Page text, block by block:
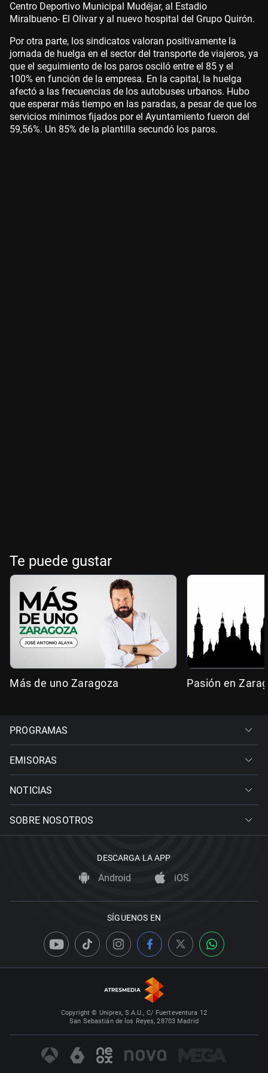
Centro Deportivo Municipal Mudéjar, al Estadio
Miralbueno- El Olivar y al nuevo hospital del Grupo Quirón.
Por otra parte, los sindicatos valoran positivamente la
jornada de huelga en el sector del transporte de viajeros, ya
que el seguimiento de los paros osciló entre el 85 y el
100% en función de la empresa. En la capital, la huelga
afectó a las frecuencias de los autobuses urbanos. Hubo
que esperar más tiempo en las paradas, a pesar de que los
servicios mínimos fijados por el Ayuntamiento fueron del
59,56%. Un 85% de la plantilla secundó los paros.
Te puede gustar
Más de uno Zaragoza Pasión en
PROGRAMAS
EMISORAS
NOTICIAS
SOBRE NOSOTROS
DESCARGA LA APP
Android iOS
SÍGUENOS EN
Copyright © Uniprex, S.A.U., C/ Fuerteventura 12
San Sebastián de los Reyes, 28703 Madrid